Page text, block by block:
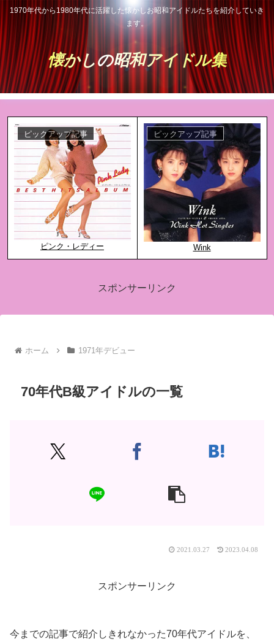
1970年代から1980年代に活躍した懐かしお昭和アイドルたちを紹介していき
ます。
懐かしの昭和アイドル集
ピックアップ記事
ピンク・レディー
ピックアップ記事
Wink
スポンサーリンク
ホーム 1971年デビュー
70年代B級アイドルの一覧
2021.03.27 2023.04.08
スポンサーリンク
今までの記事で紹介しきれなかった70年代アイドルを、